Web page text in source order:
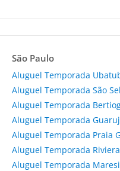
São Paulo
Aluguel Temporada
Aluguel Temporada São
Aluguel Temporada
Aluguel Temporada
Aluguel Temporada Praia
Aluguel Temporada
Aluguel Temporada